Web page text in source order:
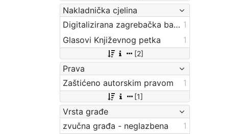
Nakladnička cjelina
Digitalizirana zagrebačka baština 1
Glasovi Književnog petka
1
[2]
Prava
Zaštićeno autorskim pravom
1
[1]
Vrsta građe
zvučna građa - neglazbena
1